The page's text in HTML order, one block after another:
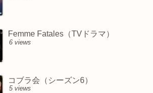
Femme Fatales（TVドラマ）
6 views
コブラ会（シーズン6）
5 views